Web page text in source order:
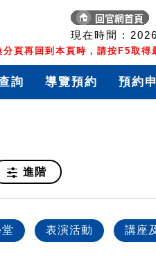
現在時間 :
分頁再回到本頁時，請按F5取得
詢 導覽預約 預約
進階
表演活動 講座